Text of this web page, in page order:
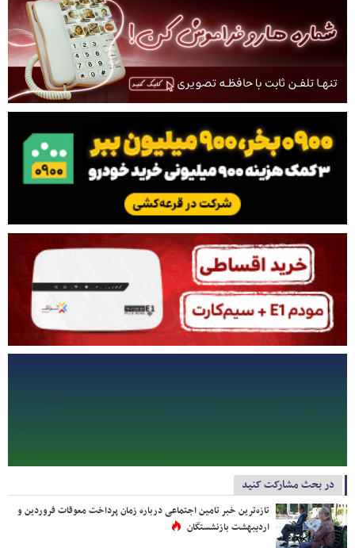
در بحث مشارکت کنید
تازه‌ترین خبر تامین اجتماعی درباره زمان پرداخت معوقات فروردین و
اردیبهشت بازنشستگان